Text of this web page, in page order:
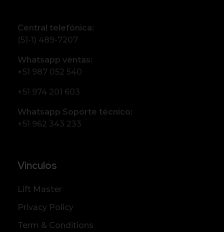
Central telefónica:
(51-1) 489-7207
Whatsapp ventas:
+51 987 052 540
+51 974 201 603
Whatsapp Soporte técnico:
+51 962 343 233
Vinculos
Lift Master
Privacy Policy
Term & Conditions